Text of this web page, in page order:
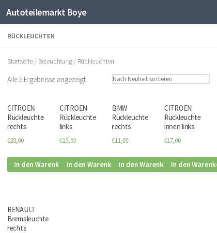
Zum Inhalt springen
Autoteilemarkt Boye
RÜCKLEUCHTEN
Startseite / Beleuchtung / Rückleuchten
Alle 5 Ergebnisse angezeigt
CITROEN
Rückleuchte
rechts
€20,00
In den Warenkorb
CITROEN
Rückleuchte
links
€15,00
In den Warenkorb
BMW
Rückleuchte
rechts
€11,00
In den Warenkorb
CITROEN
Rückleuchte
innen links
€17,00
In den
RENAULT
Bremsleuchte
rechts